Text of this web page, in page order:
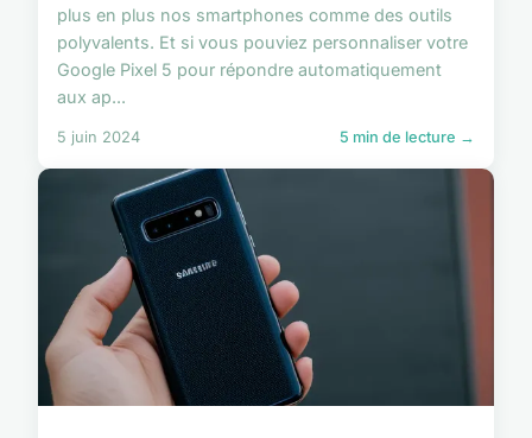
plus en plus nos smartphones comme des outils
polyvalents. Et si vous pouviez personnaliser votre
Google Pixel 5 pour répondre automatiquement
aux ap...
5 juin 2024 5 min de lecture →